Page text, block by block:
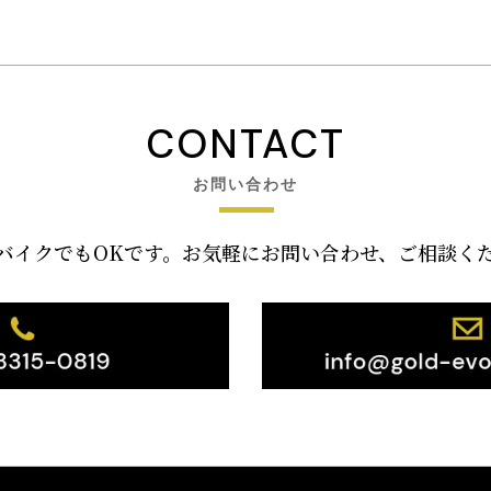
CONTACT
お問い合わせ
イクでもOKです。お気軽にお問い合わせ、ご相談く